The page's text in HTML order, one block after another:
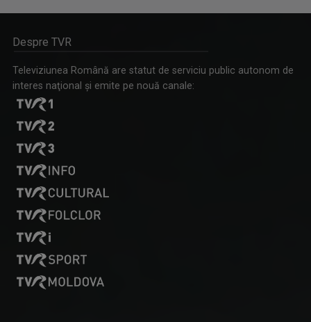
Despre TVR
Televiziunea Română are statut de serviciu public autonom de
interes naţional şi emite pe nouă canale: